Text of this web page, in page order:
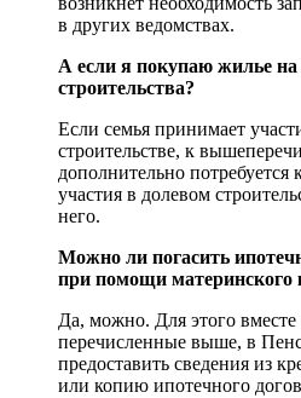
в других ведомствах.
А если я покупаю жилье на
строительства?
Если семья принимает
строительстве, к
дополнительно потребуется
участия в долевом
него.
Можно ли погасить
при помощи материнского
Да, можно. Для этого
перечисленные выше, в
предоставить сведения из
или копию ипотечного